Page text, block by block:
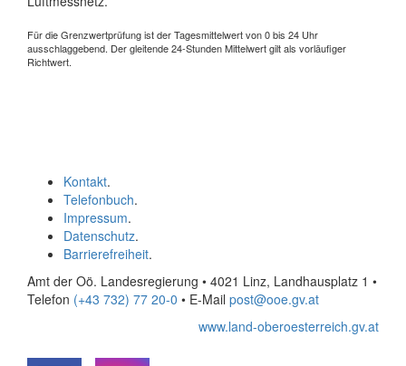
Für die Grenzwertprüfung ist der Tagesmittelwert von 0 bis 24 Uhr
ausschlaggebend. Der gleitende 24-Stunden Mittelwert gilt als vorläufiger
Richtwert.
Kontakt.
Telefonbuch.
Impressum.
Datenschutz.
Barrierefreiheit.
Amt der Oö. Landesregierung • 4021 Linz, Landhausplatz 1 •
Telefon (+43 732) 77 20-0 • E-Mail post@ooe.gv.at
www.land-oberoesterreich.gv.at